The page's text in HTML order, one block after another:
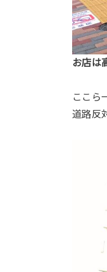
お店は
ここら
道路反